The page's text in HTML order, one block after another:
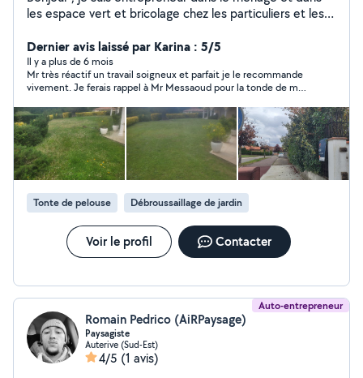
les espace vert et bricolage chez les particuliers et les
Dernier avis laissé par Karina : 5/5
Il y a plus de 6 mois
Mr très réactif un travail soigneux et parfait je le recommande
vivement. Je ferais rappel à Mr Messaoud pour la tonde de mon
Tonte de pelouse Débroussaillage de jardin
Voir le profil Contacter
Auto-entrepreneur
Romain Pedrico (AiRPaysage)
Paysagiste
Auterive (Sud-Est)
4/5 (1 avis)